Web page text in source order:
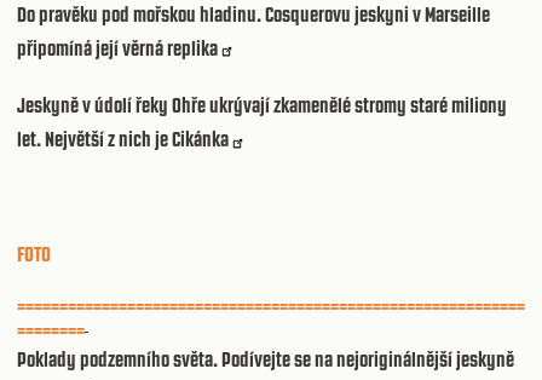
Do pravěku pod mořskou hladinu. Cosquerovu jeskyni v Marseille
připomíná její věrná replika
Jeskyně v údolí řeky Ohře ukrývají zkamenělé stromy staré miliony
let. Největší z nich je Cikánka
FOTO
============================================================
========
Poklady podzemního světa. Podívejte se na nejoriginálnější jeskyně